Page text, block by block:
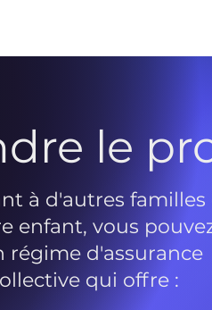
le
à d'autres familles
enfant, vous
régime d'assurance
qui offre :